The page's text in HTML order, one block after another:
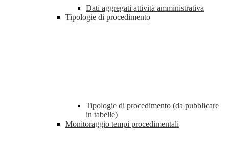
Dati aggregati attività amministrativa
Tipologie di procedimento
Tipologie di procedimento (da pubblicare
in tabelle)
Monitoraggio tempi procedimentali